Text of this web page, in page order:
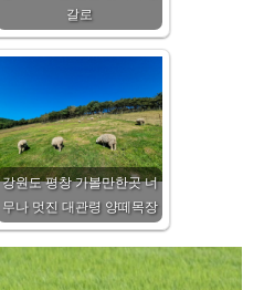
갈로
강원도 평창 가볼만한곳 너
무나 멋진 대관령 양떼목장